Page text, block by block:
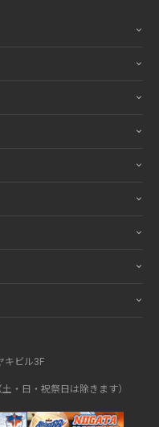
キビル3F
・日・祝祭日は除きます）